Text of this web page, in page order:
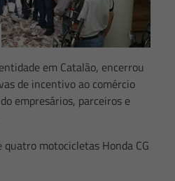
em Catalão, encerrou
de incentivo ao comércio
empresários, parceiros e
motocicletas Honda CG